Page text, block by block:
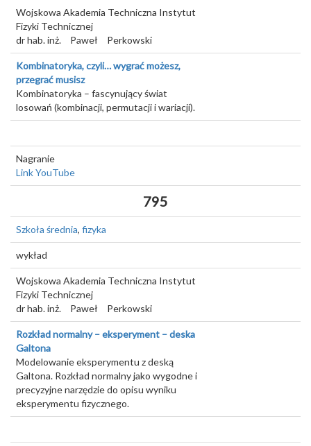
Wojskowa Akademia Techniczna Instytut
Fizyki Technicznej
dr hab. inż.
Paweł Perkowski
Kombinatoryka, czyli… wygrać możesz,
przegrać musisz
Kombinatoryka – fascynujący świat
losowań (kombinacji, permutacji i wariacji).
Nagranie
Link YouTube
795
Szkoła średnia, fizyka
wykład
Wojskowa Akademia Techniczna Instytut
Fizyki Technicznej
dr hab. inż.
Paweł Perkowski
Rozkład normalny – eksperyment – deska
Galtona
Modelowanie eksperymentu z deską
Galtona. Rozkład normalny jako wygodne i
precyzyjne narzędzie do opisu wyniku
eksperymentu fizycznego.